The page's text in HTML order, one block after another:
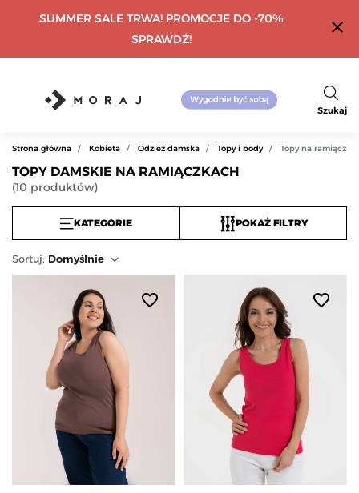
SUMMER SALE TRWA! PROMOCJE DO -70%
SPRAWDŹ!
close
Szukaj
Strona główna Kobieta Odzież damska Topy i body Topy na
TOPY DAMSKIE NA RAMIĄCZKACH
(10 produktów)
KATEGORIE POKAŻ FILTRY
Sortuj: Domyślnie
favorite_border favorite_border